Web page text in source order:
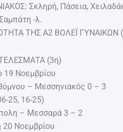
Σκληρή, Πάσεια,
-λ.
ΤΗΣ Α2 ΒΟΛΕΪ ΓΥΝΑΙΚΩΝ
(3η)
19 Νοεμβρίου
– Μεσσηνιακός 0 – 3
25, 16-25)
– Μεσσαρά 3 – 2
20 Νοεμβρίου